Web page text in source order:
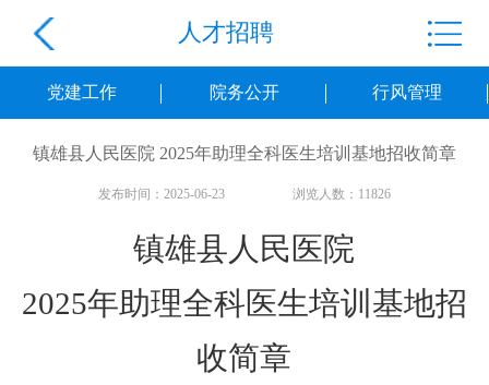
人才招聘
党建工作 院务公开 行风管理
镇雄县人民医院 2025年助理全科医生培训基地招收简章
发布时间：2025-06-23 浏览人数：11826
镇雄县人民医院
2025年助理全科医生培训基地招
收简章